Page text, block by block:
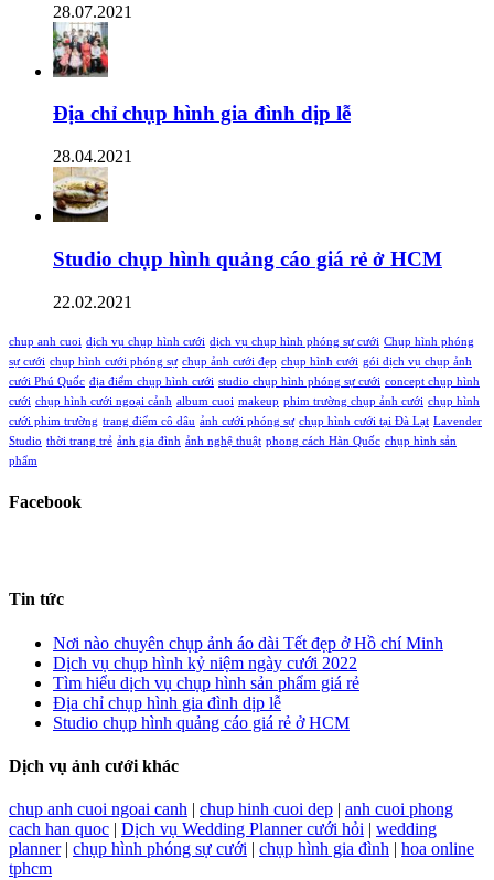
28.07.2021
Địa chỉ chụp hình gia đình dịp lễ
28.04.2021
Studio chụp hình quảng cáo giá rẻ ở HCM
22.02.2021
chup anh cuoi dịch vụ chụp hình cưới dịch vụ chụp hình phóng sự cưới Chụp hình phóng
sự cưới chụp hình cưới phóng sự chụp ảnh cưới đẹp chụp hình cưới gói dịch vụ chụp ảnh
cưới Phú Quốc địa điểm chụp hình cưới studio chụp hình phóng sự cưới concept chụp hình
cưới chụp hình cưới ngoại cảnh album cuoi makeup phim trường chụp ảnh cưới chụp hình
cưới phim trường trang điểm cô dâu ảnh cưới phóng sự chụp hình cưới tại Đà Lạt Lavender
Studio thời trang trẻ ảnh gia đình ảnh nghệ thuật phong cách Hàn Quốc chụp hình sản
phẩm
Facebook
Tin tức
Nơi nào chuyên chụp ảnh áo dài Tết đẹp ở Hồ chí Minh
Dịch vụ chụp hình kỷ niệm ngày cưới 2022
Tìm hiểu dịch vụ chụp hình sản phẩm giá rẻ
Địa chỉ chụp hình gia đình dịp lễ
Studio chụp hình quảng cáo giá rẻ ở HCM
Dịch vụ ảnh cưới khác
chup anh cuoi ngoai canh | chup hinh cuoi dep | anh cuoi phong
cach han quoc | Dịch vụ Wedding Planner cưới hỏi | wedding
planner| chụp hình phóng sự cưới | chụp hình gia đình | hoa online
tphcm